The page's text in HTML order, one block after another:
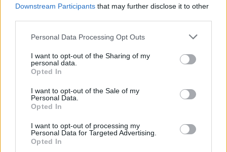
Downstream Participants that may further disclose it to other
Personal Data Processing Opt Outs
I want to opt-out of the Sharing of my
personal data.
Opted In
I want to opt-out of the Sale of my
Personal Data.
Opted In
I want to opt-out of processing my
Personal Data for Targeted Advertising.
Opted In